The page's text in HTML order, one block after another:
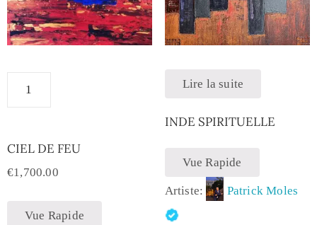
CIEL DE FEU
€1,700.00
Vue Rapide
Lire la suite
INDE SPIRITUELLE
Vue Rapide
Artiste: Patrick Moles